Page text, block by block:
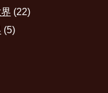
(22)
(5)